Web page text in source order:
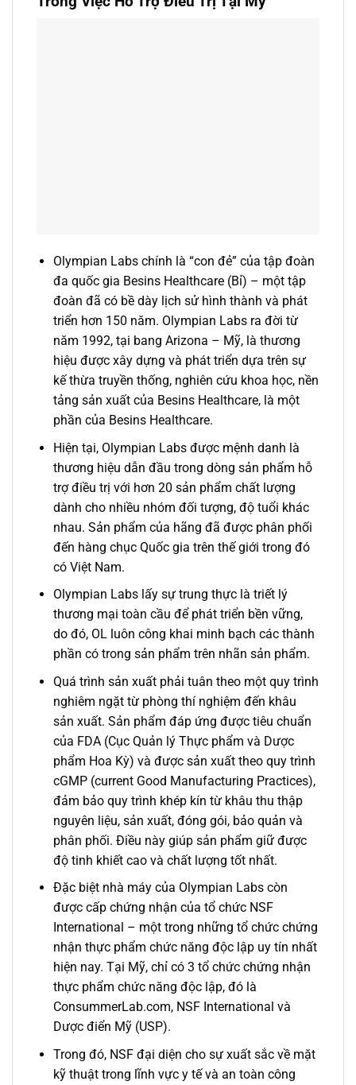
Olympian Labs chính là “con đẻ” của tập đoàn
đa quốc gia Besins Healthcare (Bỉ) – một tập
đoàn đã có bề dày lịch sử hình thành và phát
triển hơn 150 năm. Olympian Labs ra đời từ
năm 1992, tại bang Arizona – Mỹ, là thương
hiệu được xây dựng và phát triển dựa trên sự
kế thừa truyền thống, nghiên cứu khoa học, nền
tảng sản xuất của Besins Healthcare, là một
phần của Besins Healthcare.
Hiện tại, Olympian Labs được mệnh danh là
thương hiệu dẫn đầu trong dòng sản phẩm hỗ
trợ điều trị với hơn 20 sản phẩm chất lượng
dành cho nhiều nhóm đối tượng, độ tuổi khác
nhau. Sản phẩm của hãng đã được phân phối
đến hàng chục Quốc gia trên thế giới trong đó
có Việt Nam.
Olympian Labs lấy sự trung thực là triết lý
thương mại toàn cầu để phát triển bền vững,
do đó, OL luôn công khai minh bạch các thành
phần có trong sản phẩm trên nhãn sản phẩm.
Quá trình sản xuất phải tuân theo một quy trình
nghiêm ngặt từ phòng thí nghiệm đến khâu
sản xuất. Sản phẩm đáp ứng được tiêu chuẩn
của FDA (Cục Quản lý Thực phẩm và Dược
phẩm Hoa Kỳ) và được sản xuất theo quy trình
cGMP (current Good Manufacturing Practices),
đảm bảo quy trình khép kín từ khâu thu thập
nguyên liệu, sản xuất, đóng gói, bảo quản và
phân phối. Điều này giúp sản phẩm giữ được
độ tinh khiết cao và chất lượng tốt nhất.
Đặc biệt nhà máy của Olympian Labs còn
được cấp chứng nhận của tổ chức NSF
International – một trong những tổ chức chứng
nhận thực phẩm chức năng độc lập uy tín nhất
hiện nay. Tại Mỹ, chỉ có 3 tổ chức chứng nhận
thực phẩm chức năng độc lập, đó là
ConsummerLab.com, NSF International và
Dược điển Mỹ (USP).
Trong đó, NSF đại diện cho sự xuất sắc về mặt
kỹ thuật trong lĩnh vực y tế và an toàn công